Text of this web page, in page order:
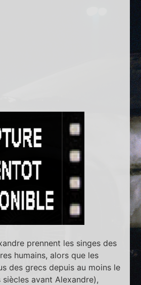
prennent les singes des
humains, alors que les
des grecs depuis au moins le
avant Alexandre),